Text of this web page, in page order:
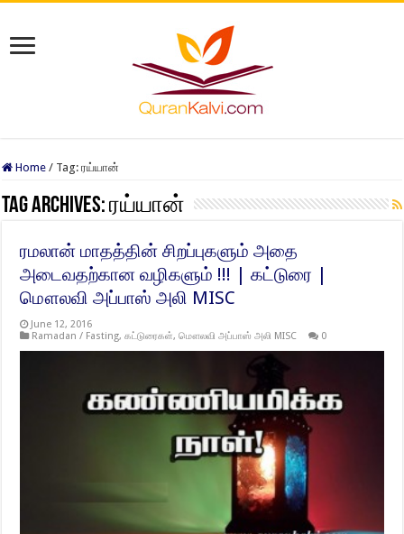
Home / Tag:ரய்யான்
Tag Archives:ரய்யான்
ரமலான் மாதத்தின் சிறப்புகளும் அதை
அடைவதற்கான வழிகளும் !!! | கட்டுரை |
மௌலவி அப்பாஸ் அலி MISC
June 12, 2016
Ramadan / Fasting,கட்டுரைகள்,மௌலவி அப்பாஸ் அலி MISC 0